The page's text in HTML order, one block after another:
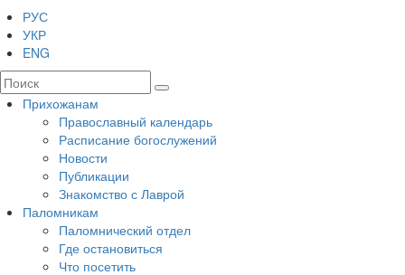
РУС
УКР
ENG
Прихожанам
Православный календарь
Расписание богослужений
Новости
Публикации
Знакомство с Лаврой
Паломникам
Паломнический отдел
Где остановиться
Что посетить